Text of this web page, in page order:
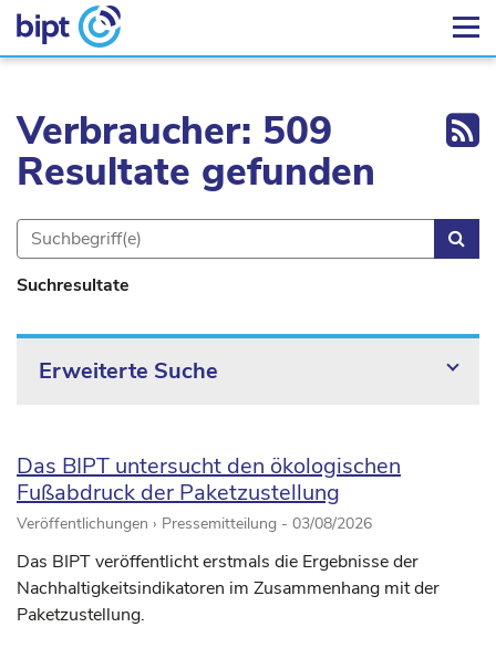
Verbraucher: 509
Resultate gefunden
Suchresultate
Erweiterte Suche
Das BIPT untersucht den ökologischen
Fußabdruck der Paketzustellung
Veröffentlichungen › Pressemitteilung - 03/08/2026
Das BIPT veröffentlicht erstmals die Ergebnisse der
Nachhaltigkeitsindikatoren im Zusammenhang mit der
Paketzustellung.